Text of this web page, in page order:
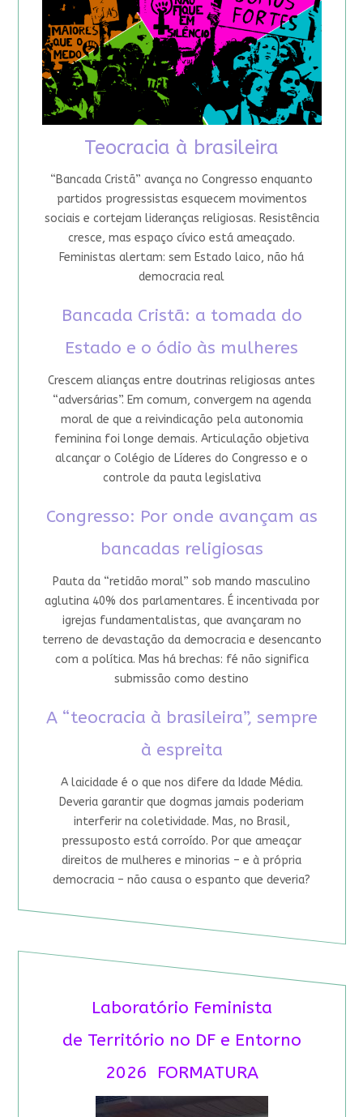
Teocracia à brasileira
“Bancada Cristã” avança no Congresso enquanto
partidos progressistas esquecem movimentos
sociais e cortejam lideranças religiosas. Resistência
cresce, mas espaço cívico está ameaçado.
Feministas alertam: sem Estado laico, não há
democracia real
Bancada Cristã: a tomada do
Estado e o ódio às mulheres
Crescem alianças entre doutrinas religiosas antes
“adversárias”. Em comum, convergem na agenda
moral de que a reivindicação pela autonomia
feminina foi longe demais. Articulação objetiva
alcançar o Colégio de Líderes do Congresso e o
controle da pauta legislativa
Congresso: Por onde avançam as
bancadas religiosas
Pauta da “retidão moral” sob mando masculino
aglutina 40% dos parlamentares. É incentivada por
igrejas fundamentalistas, que avançaram no
terreno de devastação da democracia e desencanto
com a política. Mas há brechas: fé não significa
submissão como destino
A “teocracia à brasileira”, sempre
à espreita
A laicidade é o que nos difere da Idade Média.
Deveria garantir que dogmas jamais poderiam
interferir na coletividade. Mas, no Brasil,
pressuposto está corroído. Por que ameaçar
direitos de mulheres e minorias – e à própria
democracia – não causa o espanto que deveria?
Laboratório Feminista
de Território no DF e Entorno
2026 FORMATURA